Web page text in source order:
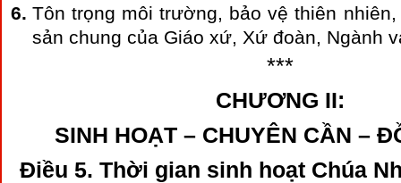
Tôn trọng môi trường, bảo vệ thiên
sản chung của Giáo xứ, Xứ đoàn, Ngành
***
CHƯƠNG II:
SINH HOẠT – CHUYÊN CẦN –
Điều 5. Thời gian sinh hoạt Chúa